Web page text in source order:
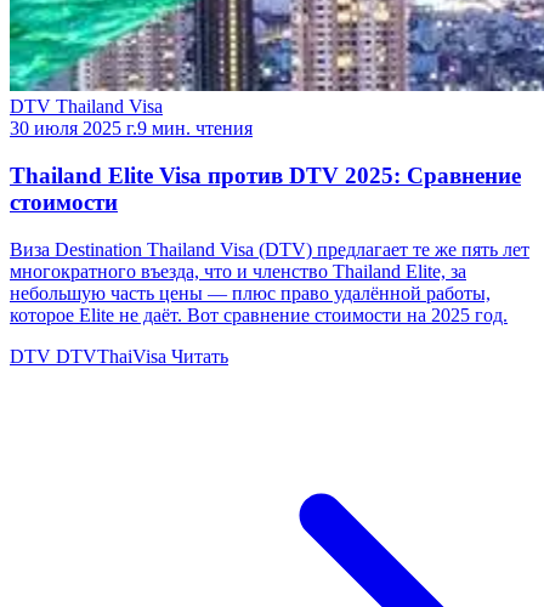
DTV Thailand Visa
30 июля 2025 г.9 мин. чтения
Thailand Elite Visa против DTV 2025: Сравнение
стоимости
Виза Destination Thailand Visa (DTV) предлагает те же пять лет
многократного въезда, что и членство Thailand Elite, за
небольшую часть цены — плюс право удалённой работы,
которое Elite не даёт. Вот сравнение стоимости на 2025 год.
DTV DTVThaiVisa Читать